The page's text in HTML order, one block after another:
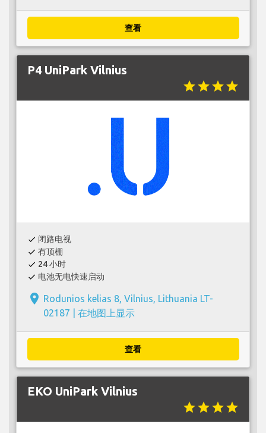
查看
P4 UniPark Vilnius
starstarstarstar
check 闭路电视
check 有顶棚
check 24 小时
check 电池无电快速启动
place Rodunios kelias 8, Vilnius, Lithuania LT-
02187 | 在地图上显示
查看
EKO UniPark Vilnius
starstarstarstar